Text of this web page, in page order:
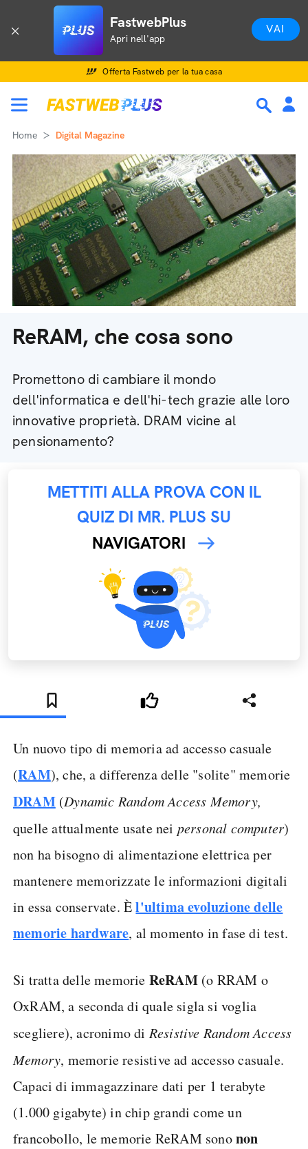
FastwebPlus
Apri nell'app
VAI
Offerta Fastweb per la tua casa
Home Digital Magazine
ReRAM, che cosa sono
Promettono di cambiare il mondo
dell'informatica e dell'hi-tech grazie alle loro
innovative proprietà. DRAM vicine al
pensionamento?
METTITI ALLA PROVA CON IL
QUIZ DI MR. PLUS SU
NAVIGATORI
Un nuovo tipo di memoria ad accesso casuale
(RAM), che, a differenza delle "solite" memorie
DRAM(Dynamic Random Access Memory,
quelle attualmente usate nei personal computer)
non ha bisogno di alimentazione elettrica per
mantenere memorizzate le informazioni digitali
in essa conservate. Èl'ultima evoluzione delle
memorie hardware, al momento in fase di test.
Si tratta delle memorie ReRAM(o RRAM o
OxRAM, a seconda di quale sigla si voglia
scegliere), acronimo di Resistive Random Access
Memory, memorie resistive ad accesso casuale.
Capaci di immagazzinare dati per 1 terabyte
(1.000 gigabyte) in chip grandi come un
francobollo, le memorie ReRAM sononon